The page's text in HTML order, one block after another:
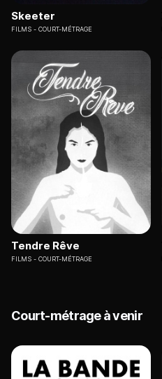
Skeeter
FILMS COURT-MÉTRAGE
Tendre Rêve
FILMS COURT-MÉTRAGE
Court-métrage à venir